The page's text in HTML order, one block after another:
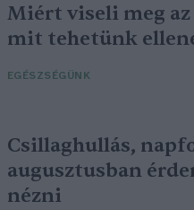
Miért viseli meg az
mit tehetünk
EGÉSZSÉGÜNK
Csillaghullás,
augusztusban
nézni